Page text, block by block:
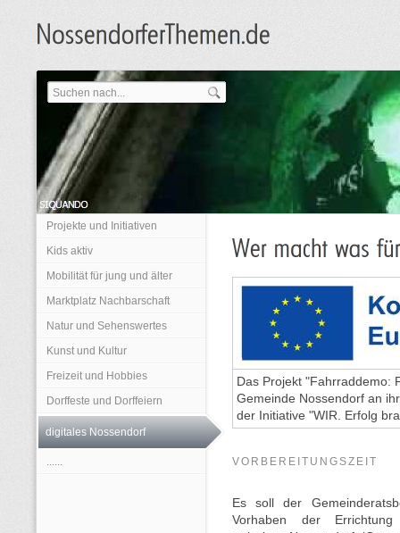
Projekte und Initiativen
Kids aktiv
Mobilität für jung und älter
Marktplatz Nachbarschaft
Natur und Sehenswertes
Kunst und Kultur
Freizeit und Hobbies
Dorffeste und Dorffeiern
digitales Nossendorf
......
Das Projekt "Fahrraddemo:
Gemeinde Nossendorf an
der Initiative "WIR. Erfolg
VORBEREITUNGSZEIT
Es soll der
Vorhaben der